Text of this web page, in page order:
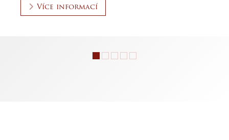
Více informací